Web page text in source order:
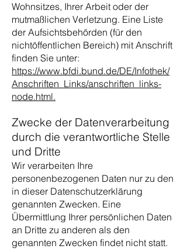
Wohnsitzes, Ihrer Arbeit oder der
mutmaßlichen Verletzung. Eine Liste
der Aufsichtsbehörden (für den
nichtöffentlichen Bereich) mit Anschrift
finden Sie unter:
https://www.bfdi.bund.de/DE/Infothek/
Anschriften_Links/anschriften_links-
node.html.
Zwecke der Datenverarbeitung
durch die verantwortliche Stelle
und Dritte
Wir verarbeiten Ihre
personenbezogenen Daten nur zu den
in dieser Datenschutzerklärung
genannten Zwecken. Eine
Übermittlung Ihrer persönlichen Daten
an Dritte zu anderen als den
genannten Zwecken findet nicht statt.